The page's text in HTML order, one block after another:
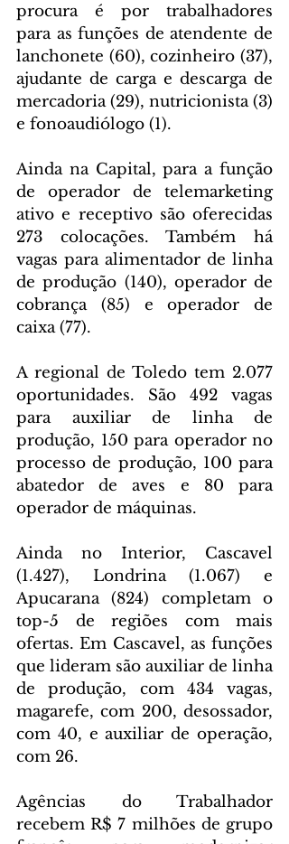
procura é por trabalhadores
para as funções de atendente de
lanchonete (60), cozinheiro (37),
ajudante de carga e descarga de
mercadoria (29), nutricionista (3)
e fonoaudiólogo (1).
Ainda na Capital, para a função
de operador de telemarketing
ativo e receptivo são oferecidas
273 colocações. Também há
vagas para alimentador de linha
de produção (140), operador de
cobrança (85) e operador de
caixa (77).
A regional de Toledo tem 2.077
oportunidades. São 492 vagas
para auxiliar de linha de
produção, 150 para operador no
processo de produção, 100 para
abatedor de aves e 80 para
operador de máquinas.
Ainda no Interior, Cascavel
(1.427), Londrina (1.067) e
Apucarana (824) completam o
top-5 de regiões com mais
ofertas. Em Cascavel, as funções
que lideram são auxiliar de linha
de produção, com 434 vagas,
magarefe, com 200, desossador,
com 40, e auxiliar de operação,
com 26.
Agências do Trabalhador
recebem R$ 7 milhões de grupo